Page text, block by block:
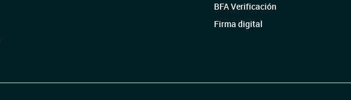
BFA Verificación
Firma digital